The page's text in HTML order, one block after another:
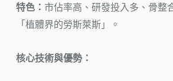
特色： 市佔率高、研發投入多、骨整
「植體界的勞斯萊斯」。
核心技術與優勢：